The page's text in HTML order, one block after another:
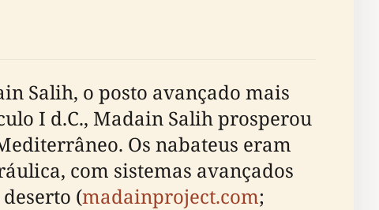
Salih, o posto avançado mais
I d.C., Madain Salih prosperou
Os nabateus eram
com sistemas avançados
(madainproject.com;